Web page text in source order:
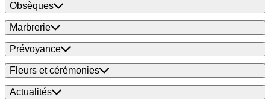
Obsèques
Marbrerie
Prévoyance
Fleurs et cérémonies
Actualités